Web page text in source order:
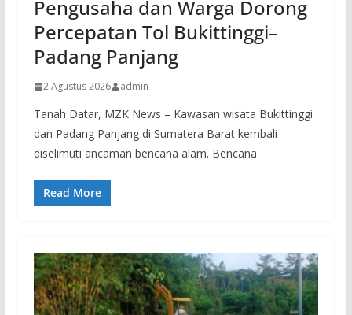
Pengusaha dan Warga Dorong
Percepatan Tol Bukittinggi–
Padang Panjang
2 Agustus 2026 admin
Tanah Datar, MZK News – Kawasan wisata Bukittinggi
dan Padang Panjang di Sumatera Barat kembali
diselimuti ancaman bencana alam. Bencana
Read More